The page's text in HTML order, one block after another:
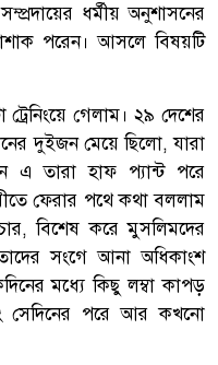
ধর্মীয় অনুশাসনের
পরেন। আসলে বিষয়টি
গেলাম। ২৯ দেশের
দুইজন মেয়ে ছিলো, যারা
এ তারা হাফ প্যান্ট পরে
ফেরার পথে কথা বললাম
বিশেষ করে মুসলিমদের
সংগে আনা অধিকাংশ
মধ্যে কিছু লম্বা কাপড়
সেদিনের পরে আর কখনো